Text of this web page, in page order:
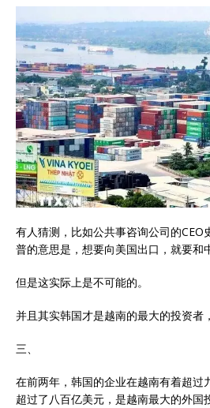
有人猜测，比如公共事咨询公司的CEO
普的意思是，想要向美国出口，就要和
但是这实际上是不可能的。
并且其实韩国才是越南的最大的投资者
三、
在前两年，韩国的企业在越南有着超过
超过了八百亿美元，是越南最大的外国